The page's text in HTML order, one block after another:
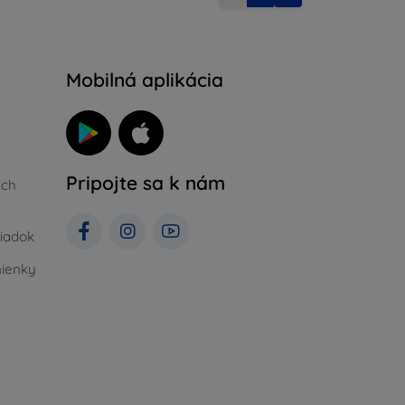
Mobilná aplikácia
Pripojte sa k nám